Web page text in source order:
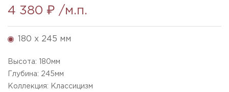
4 380 ₽ /м.п.
180 x 245 мм
Высота: 180мм
Глубина: 245мм
Коллекция: Классицизм